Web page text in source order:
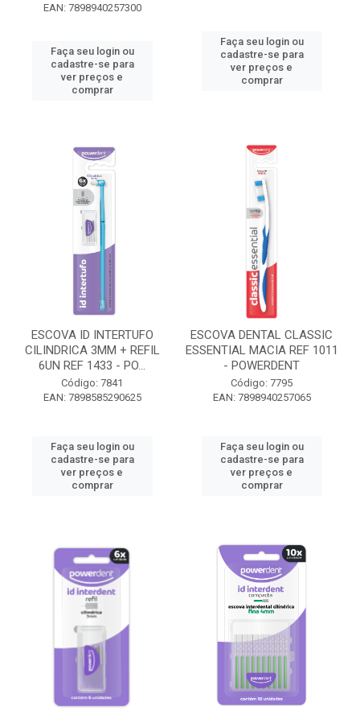
EAN: 7898940257300
Faça seu login ou
cadastre-se para
ver preços e
comprar
Faça seu login ou
cadastre-se para
ver preços e
comprar
ESCOVA ID INTERTUFO
CILINDRICA 3MM + REFIL
6UN REF 1433 - PO...
Código: 7841
EAN: 7898585290625
Faça seu login ou
cadastre-se para
ver preços e
comprar
ESCOVA DENTAL CLASSIC
ESSENTIAL MACIA REF 1011
- POWERDENT
Código: 7795
EAN: 7898940257065
Faça seu login ou
cadastre-se para
ver preços e
comprar